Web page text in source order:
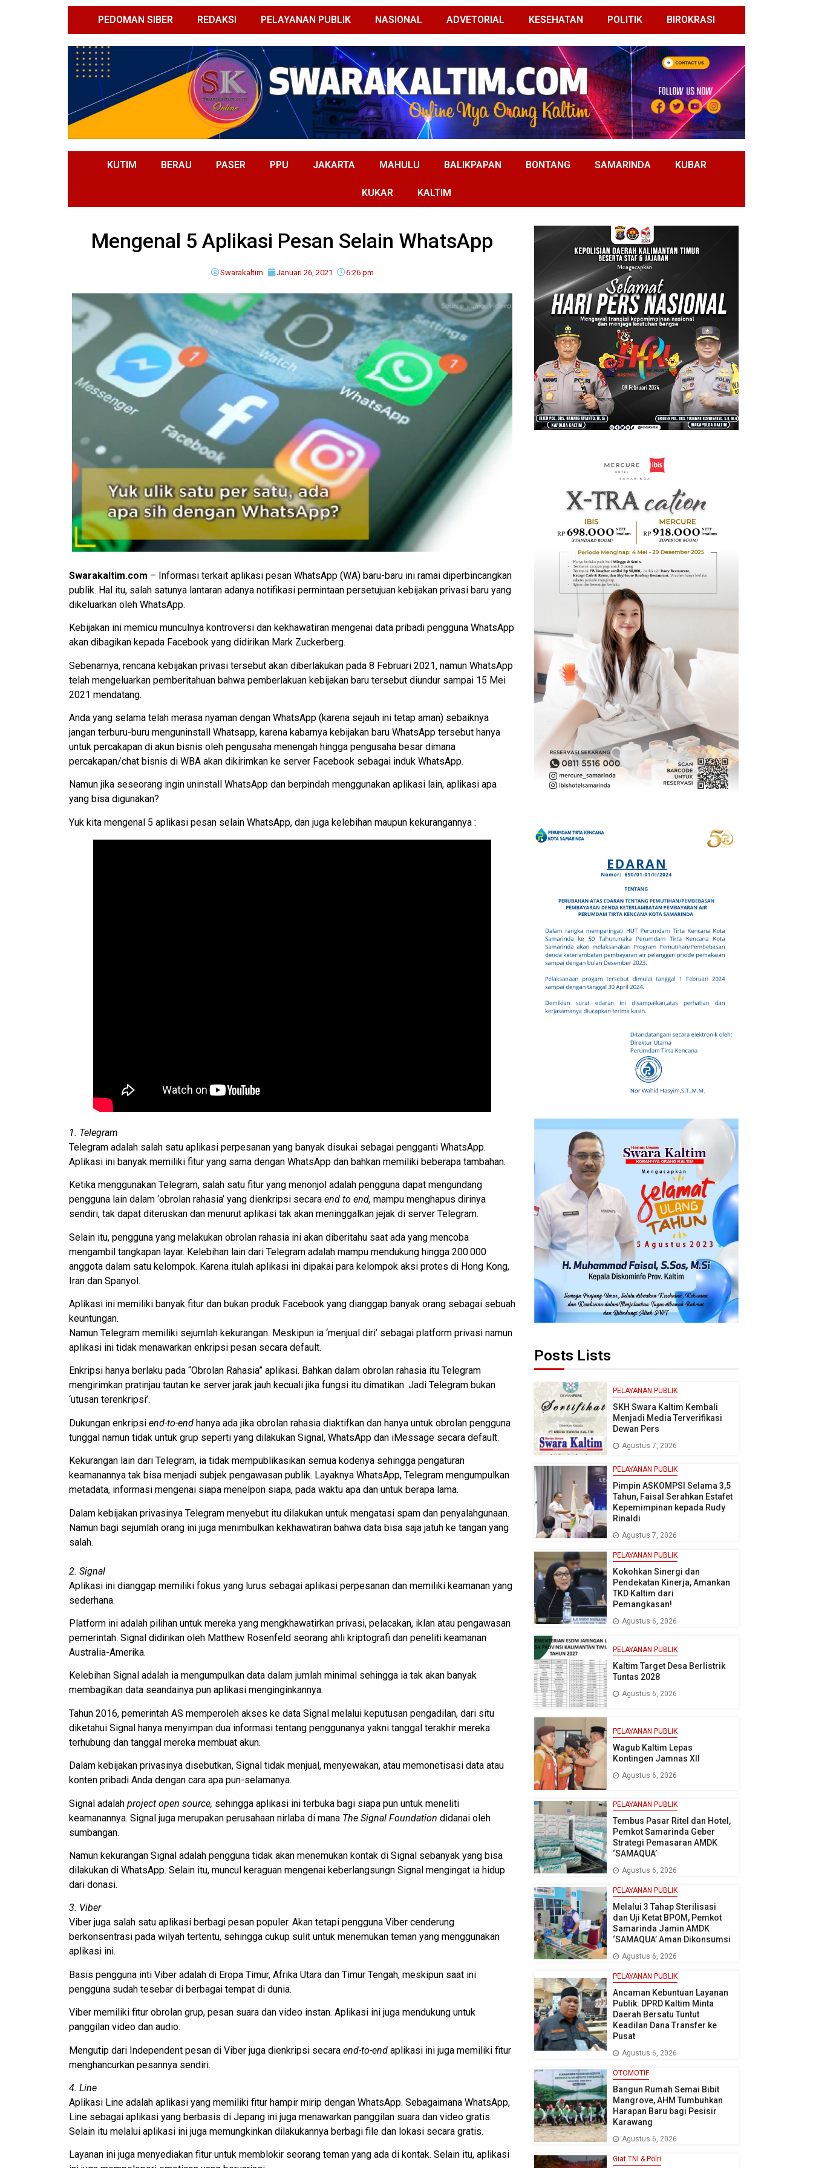
PEDOMAN SIBER REDAKSI PELAYANAN PUBLIK NASIONAL ADVETORIAL KESEHATAN POLITIK BIROKRASI
KUTIM BERAU PASER PPU JAKARTA MAHULU BALIKPAPAN BONTANG SAMARINDA KUBAR
KUKAR KALTIM
Mengenal 5 Aplikasi Pesan Selain WhatsApp
Swarakaltim Januari 26, 2021 6:26 pm
Swarakaltim.com – Informasi terkait aplikasi pesan WhatsApp (WA) baru-baru ini ramai diperbincangkan
publik. Hal itu, salah satunya lantaran adanya notifikasi permintaan persetujuan kebijakan privasi baru yang
dikeluarkan oleh WhatsApp.
Kebijakan ini memicu munculnya kontroversi dan kekhawatiran mengenai data pribadi pengguna WhatsApp
akan dibagikan kepada Facebook yang didirikan Mark Zuckerberg.
Sebenarnya, rencana kebijakan privasi tersebut akan diberlakukan pada 8 Februari 2021, namun WhatsApp
telah mengeluarkan pemberitahuan bahwa pemberlakuan kebijakan baru tersebut diundur sampai 15 Mei
2021 mendatang.
Anda yang selama telah merasa nyaman dengan WhatsApp (karena sejauh ini tetap aman) sebaiknya
jangan terburu-buru menguninstall Whatsapp, karena kabarnya kebijakan baru WhatsApp tersebut hanya
untuk percakapan di akun bisnis oleh pengusaha menengah hingga pengusaha besar dimana
percakapan/chat bisnis di WBA akan dikirimkan ke server Facebook sebagai induk WhatsApp.
Namun jika seseorang ingin uninstall WhatsApp dan berpindah menggunakan aplikasi lain, aplikasi apa
yang bisa digunakan?
Yuk kita mengenal 5 aplikasi pesan selain WhatsApp, dan juga kelebihan maupun kekurangannya :
1. Telegram
Telegram adalah salah satu aplikasi perpesanan yang banyak disukai sebagai pengganti WhatsApp.
Aplikasi ini banyak memiliki fitur yang sama dengan WhatsApp dan bahkan memiliki beberapa tambahan.
Ketika menggunakan Telegram, salah satu fitur yang menonjol adalah pengguna dapat mengundang
pengguna lain dalam ‘obrolan rahasia’ yang dienkripsi secara end to end, mampu menghapus dirinya
sendiri, tak dapat diteruskan dan menurut aplikasi tak akan meninggalkan jejak di server Telegram.
Selain itu, pengguna yang melakukan obrolan rahasia ini akan diberitahu saat ada yang mencoba
mengambil tangkapan layar. Kelebihan lain dari Telegram adalah mampu mendukung hingga 200.000
anggota dalam satu kelompok. Karena itulah aplikasi ini dipakai para kelompok aksi protes di Hong Kong,
Iran dan Spanyol.
Aplikasi ini memiliki banyak fitur dan bukan produk Facebook yang dianggap banyak orang sebagai sebuah
keuntungan.
Namun Telegram memiliki sejumlah kekurangan. Meskipun ia ‘menjual diri’ sebagai platform privasi namun
aplikasi ini tidak menawarkan enkripsi pesan secara default.
Enkripsi hanya berlaku pada “Obrolan Rahasia” aplikasi. Bahkan dalam obrolan rahasia itu Telegram
mengirimkan pratinjau tautan ke server jarak jauh kecuali jika fungsi itu dimatikan. Jadi Telegram bukan
‘utusan terenkripsi’.
Dukungan enkripsi end-to-end hanya ada jika obrolan rahasia diaktifkan dan hanya untuk obrolan pengguna
tunggal namun tidak untuk grup seperti yang dilakukan Signal, WhatsApp dan iMessage secara default.
Kekurangan lain dari Telegram, ia tidak mempublikasikan semua kodenya sehingga pengaturan
keamanannya tak bisa menjadi subjek pengawasan publik. Layaknya WhatsApp, Telegram mengumpulkan
metadata, informasi mengenai siapa menelpon siapa, pada waktu apa dan untuk berapa lama.
Dalam kebijakan privasinya Telegram menyebut itu dilakukan untuk mengatasi spam dan penyalahgunaan.
Namun bagi sejumlah orang ini juga menimbulkan kekhawatiran bahwa data bisa saja jatuh ke tangan yang
salah.
2. Signal
Aplikasi ini dianggap memiliki fokus yang lurus sebagai aplikasi perpesanan dan memiliki keamanan yang
sederhana.
Platform ini adalah pilihan untuk mereka yang mengkhawatirkan privasi, pelacakan, iklan atau pengawasan
pemerintah. Signal didirikan oleh Matthew Rosenfeld seorang ahli kriptografi dan peneliti keamanan
Australia-Amerika.
Kelebihan Signal adalah ia mengumpulkan data dalam jumlah minimal sehingga ia tak akan banyak
membagikan data seandainya pun aplikasi menginginkannya.
Tahun 2016, pemerintah AS memperoleh akses ke data Signal melalui keputusan pengadilan, dari situ
diketahui Signal hanya menyimpan dua informasi tentang penggunanya yakni tanggal terakhir mereka
terhubung dan tanggal mereka membuat akun.
Dalam kebijakan privasinya disebutkan, Signal tidak menjual, menyewakan, atau memonetisasi data atau
konten pribadi Anda dengan cara apa pun-selamanya.
Signal adalah project open source, sehingga aplikasi ini terbuka bagi siapa pun untuk meneliti
keamanannya. Signal juga merupakan perusahaan nirlaba di mana The Signal Foundation didanai oleh
sumbangan.
Namun kekurangan Signal adalah pengguna tidak akan menemukan kontak di Signal sebanyak yang bisa
dilakukan di WhatsApp. Selain itu, muncul keraguan mengenai keberlangsungn Signal mengingat ia hidup
dari donasi.
3. Viber
Viber juga salah satu aplikasi berbagi pesan populer. Akan tetapi pengguna Viber cenderung
berkonsentrasi pada wilyah tertentu, sehingga cukup sulit untuk menemukan teman yang menggunakan
aplikasi ini.
Basis pengguna inti Viber adalah di Eropa Timur, Afrika Utara dan Timur Tengah, meskipun saat ini
pengguna sudah tesebar di berbagai tempat di dunia.
Viber memiliki fitur obrolan grup, pesan suara dan video instan. Aplikasi ini juga mendukung untuk
panggilan video dan audio.
Mengutip dari Independent pesan di Viber juga dienkripsi secara end-to-end aplikasi ini juga memiliki fitur
menghancurkan pesannya sendiri.
4. Line
Aplikasi Line adalah aplikasi yang memiliki fitur hampir mirip dengan WhatsApp. Sebagaimana WhatsApp,
Line sebagai aplikasi yang berbasis di Jepang ini juga menawarkan panggilan suara dan video gratis.
Selain itu melalui aplikasi ini juga memungkinkan dilakukannya berbagi file dan lokasi secara gratis.
Layanan ini juga menyediakan fitur untuk memblokir seorang teman yang ada di kontak. Selain itu, aplikasi
Posts Lists
PELAYANAN PUBLIK
SKH Swara Kaltim Kembali
Menjadi Media Terverifikasi
Dewan Pers
Agustus 7, 2026
PELAYANAN PUBLIK
Pimpin ASKOMPSI Selama 3,5
Tahun, Faisal Serahkan Estafet
Kepemimpinan kepada Rudy
Rinaldi
Agustus 7, 2026
PELAYANAN PUBLIK
Kokohkan Sinergi dan
Pendekatan Kinerja, Amankan
TKD Kaltim dari
Pemangkasan!
Agustus 6, 2026
PELAYANAN PUBLIK
Kaltim Target Desa Berlistrik
Tuntas 2028
Agustus 6, 2026
PELAYANAN PUBLIK
Wagub Kaltim Lepas
Kontingen Jamnas XII
Agustus 6, 2026
PELAYANAN PUBLIK
Tembus Pasar Ritel dan Hotel,
Pemkot Samarinda Geber
Strategi Pemasaran AMDK
‘SAMAQUA’
Agustus 6, 2026
PELAYANAN PUBLIK
Melalui 3 Tahap Sterilisasi
dan Uji Ketat BPOM, Pemkot
Samarinda Jamin AMDK
‘SAMAQUA’ Aman Dikonsumsi
Agustus 6, 2026
PELAYANAN PUBLIK
Ancaman Kebuntuan Layanan
Publik: DPRD Kaltim Minta
Daerah Bersatu Tuntut
Keadilan Dana Transfer ke
Pusat
Agustus 6, 2026
OTOMOTIF
Bangun Rumah Semai Bibit
Mangrove, AHM Tumbuhkan
Harapan Baru bagi Pesisir
Karawang
Agustus 6, 2026
Giat TNI & Polri